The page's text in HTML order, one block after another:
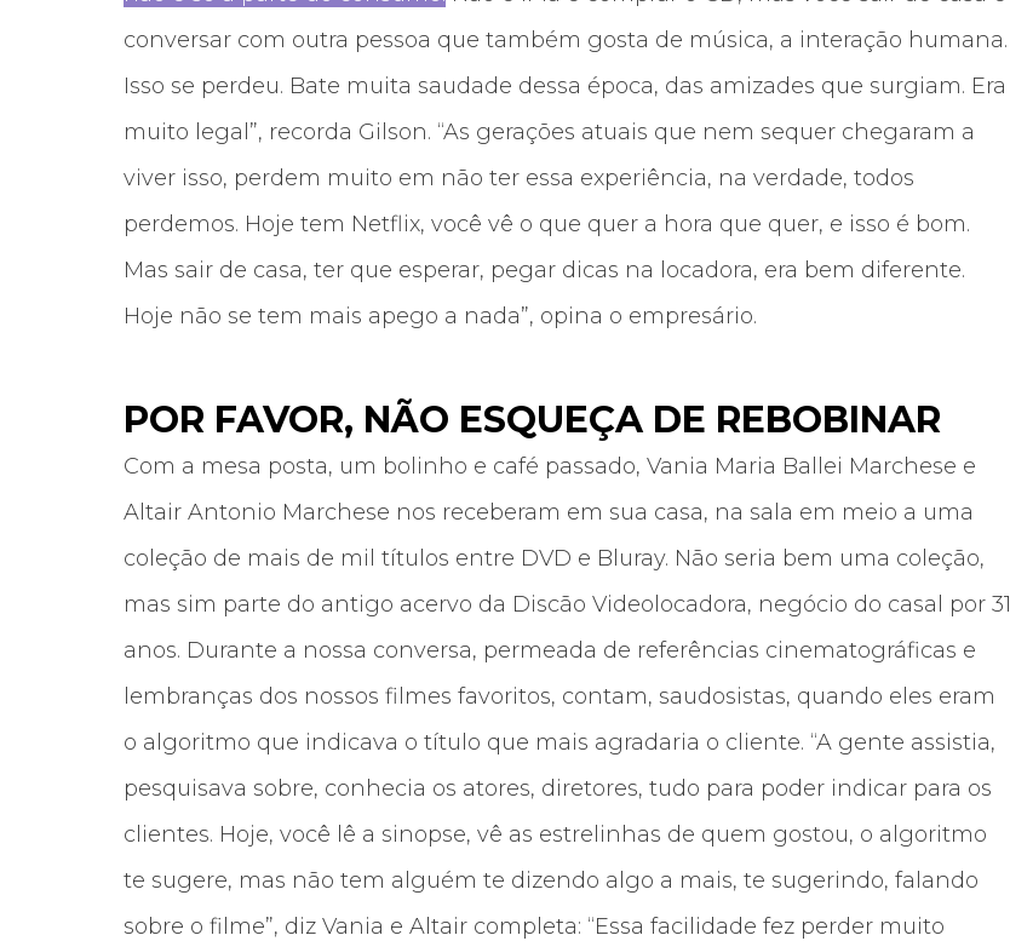
conversar com outra pessoa que também gosta de música, a interação humana.
Isso se perdeu. Bate muita saudade dessa época, das amizades que surgiam. Era
muito legal”, recorda Gilson. “As gerações atuais que nem sequer chegaram a
viver isso, perdem muito em não ter essa experiência, na verdade, todos
perdemos. Hoje tem Netflix, você vê o que quer a hora que quer, e isso é bom.
Mas sair de casa, ter que esperar, pegar dicas na locadora, era bem diferente.
Hoje não se tem mais apego a nada”, opina o empresário.
POR FAVOR, NÃO ESQUEÇA DE REBOBINAR
Com a mesa posta, um bolinho e café passado, Vania Maria Ballei Marchese e
Altair Antonio Marchese nos receberam em sua casa, na sala em meio a uma
coleção de mais de mil títulos entre DVD e Bluray. Não seria bem uma coleção,
mas sim parte do antigo acervo da Discão Videolocadora, negócio do casal por 31
anos. Durante a nossa conversa, permeada de referências cinematográficas e
lembranças dos nossos filmes favoritos, contam, saudosistas, quando eles eram
o algoritmo que indicava o título que mais agradaria o cliente. “A gente assistia,
pesquisava sobre, conhecia os atores, diretores, tudo para poder indicar para os
clientes. Hoje, você lê a sinopse, vê as estrelinhas de quem gostou, o algoritmo
te sugere, mas não tem alguém te dizendo algo a mais, te sugerindo, falando
sobre o filme”, diz Vania e Altair completa: “Essa facilidade fez perder muito